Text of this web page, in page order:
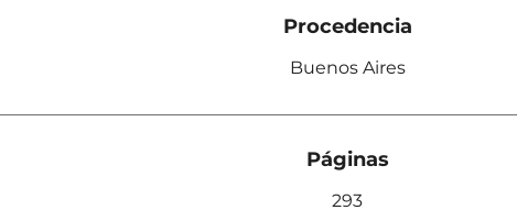
Procedencia
Buenos Aires
Páginas
293